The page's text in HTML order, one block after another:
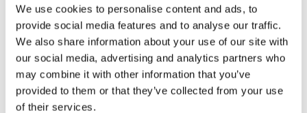
We use cookies to personalise content and ads, to
provide social media features and to analyse our traffic.
We also share information about your use of our site with
our social media, advertising and analytics partners who
may combine it with other information that you’ve
provided to them or that they’ve collected from your use
of their services.
Bolero Turbo
Verhogingstableau